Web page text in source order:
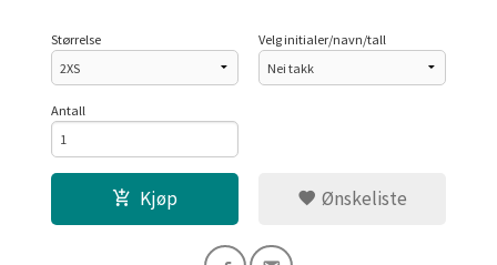
Størrelse Velg initialer/navn/tall
Antall
Kjøp Ønskeliste